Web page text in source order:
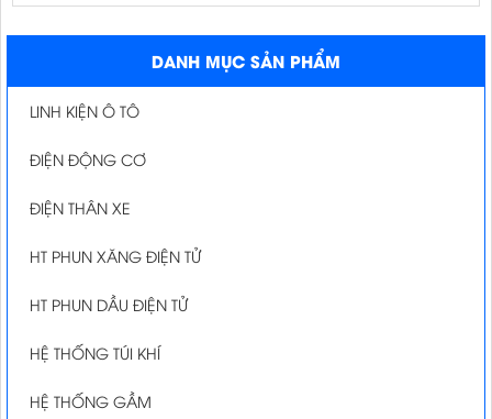
DANH MỤC SẢN PHẨM
LINH KIỆN Ô TÔ
ĐIỆN ĐỘNG CƠ
ĐIỆN THÂN XE
HT PHUN XĂNG ĐIỆN TỬ
HT PHUN DẦU ĐIỆN TỬ
HỆ THỐNG TÚI KHÍ
HỆ THỐNG GẦM